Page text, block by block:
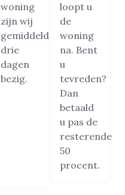
woning
zijn wij
gemiddeld
drie
dagen
bezig.
loopt u
de
woning
na. Bent
u
tevreden?
Dan
betaald
u pas de
resterende
50
procent.